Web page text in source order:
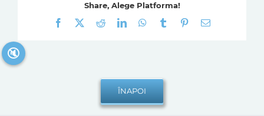
Share, Alege Platforma!
Facebook
RedditLinkedInWhatsApp
Tumblr Pinterest
E-
🔇